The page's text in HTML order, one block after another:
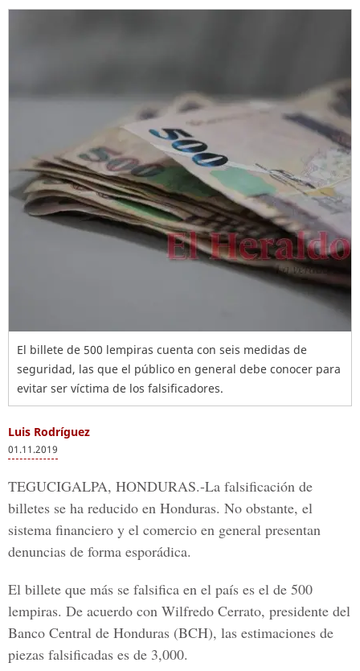
El billete de 500 lempiras cuenta con seis medidas de
seguridad, las que el público en general debe conocer para
evitar ser víctima de los falsificadores.
Luis Rodríguez
01.11.2019
TEGUCIGALPA, HONDURAS.-La falsificación de
billetes se ha reducido en Honduras. No obstante, el
sistema financiero y el comercio en general presentan
denuncias de forma esporádica.
El billete que más se falsifica en el país es el de 500
lempiras. De acuerdo con Wilfredo Cerrato, presidente del
Banco Central de Honduras (BCH), las estimaciones de
piezas falsificadas es de 3,000.